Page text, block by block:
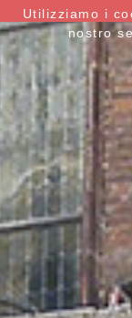
Utilizziamo i
nostro